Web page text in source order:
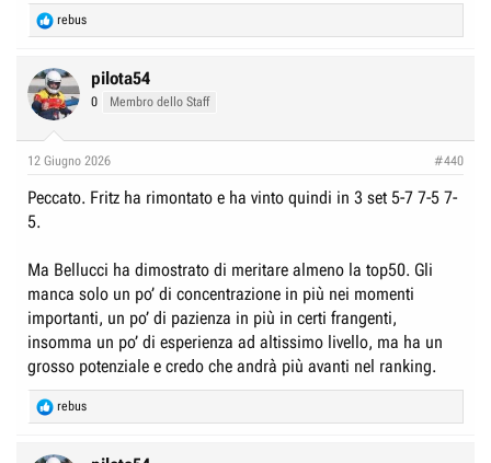
R
e
c
t
i
s
rebus
pilota54
0 Membro dello Staff
12 Giugno 2026 #440
Peccato. Fritz ha rimontato e ha vinto quindi in 3 set 5-7 7-5 7-
5.
Ma Bellucci ha dimostrato di meritare almeno la top50. Gli
manca solo un po’ di concentrazione in più nei momenti
importanti, un po’ di pazienza in più in certi frangenti,
insomma un po’ di esperienza ad altissimo livello, ma ha un
grosso potenziale e credo che andrà più avanti nel ranking.
R
e
rebus